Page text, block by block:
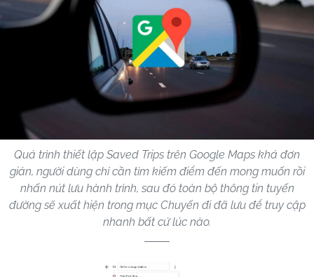
Quá trình thiết lập Saved Trips trên Google Maps khá đơn
giản, người dùng chỉ cần tìm kiếm điểm đến mong muốn rồi
nhấn nút lưu hành trình, sau đó toàn bộ thông tin tuyến
đường sẽ xuất hiện trong mục Chuyến đi đã lưu để truy cập
nhanh bất cứ lúc nào.